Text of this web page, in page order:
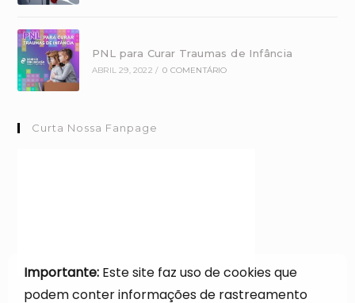
PNL para Curar Traumas de Infância
ABRIL 29, 2022 / 0 COMENTÁRIO
Curta Nossa Fanpage
Importante: Este site faz uso de cookies que
podem conter informações de rastreamento